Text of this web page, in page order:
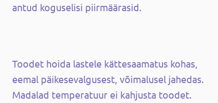
antud koguselisi piirmäärasid.
Toodet hoida lastele kättesaamatus kohas,
eemal päikesevalgusest, võimalusel jahedas.
Madalad temperatuur ei kahjusta toodet.